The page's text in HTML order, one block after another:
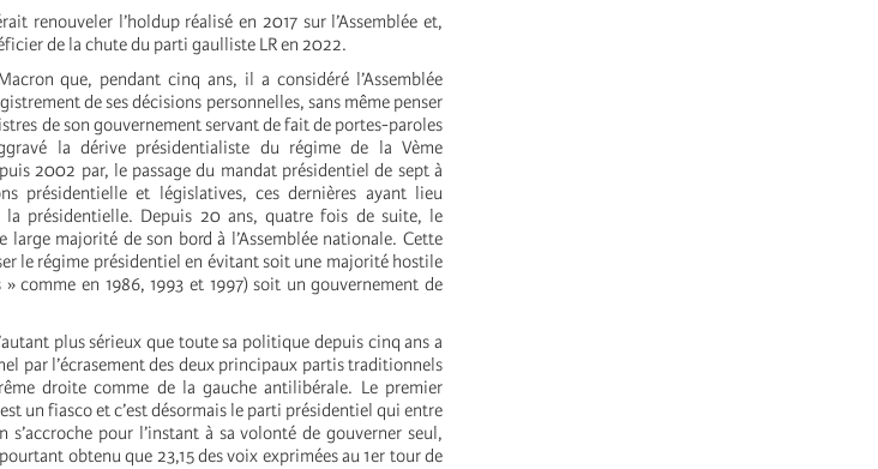
renouveler l’holdup réalisé en 2017 sur l’Assemblée et,
de la chute du parti gaulliste LR en 2022.
que, pendant cinq ans, il a considéré l’Assemblée
de ses décisions personnelles, sans même penser
de son gouvernement servant de fait de portes-paroles
la dérive présidentialiste du régime de la Vème
2002 par, le passage du mandat présidentiel de sept à
présidentielle et législatives, ces dernières ayant lieu
la présidentielle. Depuis 20 ans, quatre fois de suite, le
majorité de son bord à l’Assemblée nationale. Cette
le régime présidentiel en évitant soit une majorité hostile
comme en 1986, 1993 et 1997) soit un gouvernement de
plus sérieux que toute sa politique depuis cinq ans a
par l’écrasement des deux principaux partis traditionnels
droite comme de la gauche antilibérale. Le premier
un fiasco et c’est désormais le parti présidentiel qui entre
s’accroche pour l’instant à sa volonté de gouverner seul,
obtenu que 23,15 des voix exprimées au 1er tour de